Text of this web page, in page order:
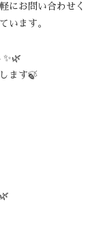
にお問い合わせく
います。
✨🌿
ます🍃